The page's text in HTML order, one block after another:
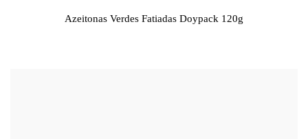
Azeitonas Verdes Fatiadas Doypack 120g